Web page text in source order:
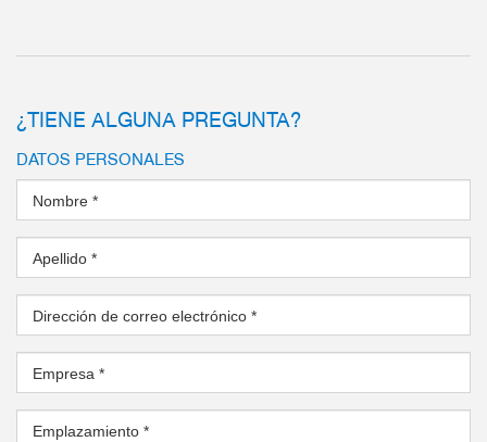
¿TIENE ALGUNA PREGUNTA?
DATOS PERSONALES
Nombre *
Apellido *
Dirección de correo electrónico *
Empresa *
Emplazamiento *